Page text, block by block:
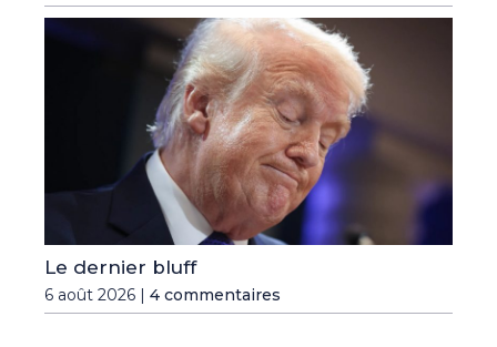
Le dernier bluff
6 août 2026 | 4 commentaires